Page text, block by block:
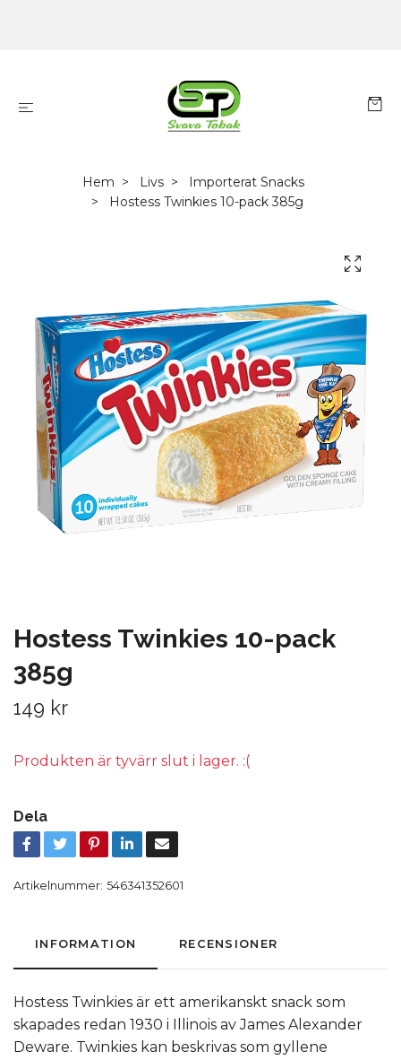
Hem Livs
Importerat Snacks
Hostess Twinkies 10-pack 385g
Hostess Twinkies 10-pack
385g
149 kr
Produkten är tyvärr slut i lager. :(
Dela
Artikelnummer: 546341352601
INFORMATION RECENSIONER
Hostess Twinkies är ett amerikanskt snack som
skapades redan 1930 i Illinois av James Alexander
Deware. Twinkies kan beskrivas som gyllene